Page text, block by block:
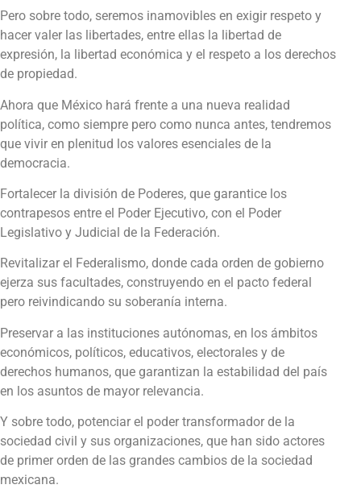
Pero sobre todo, seremos inamovibles en exigir respeto y
hacer valer las libertades, entre ellas la libertad de
expresión, la libertad económica y el respeto a los derechos
de propiedad.
Ahora que México hará frente a una nueva realidad
política, como siempre pero como nunca antes, tendremos
que vivir en plenitud los valores esenciales de la
democracia.
Fortalecer la división de Poderes, que garantice los
contrapesos entre el Poder Ejecutivo, con el Poder
Legislativo y Judicial de la Federación.
Revitalizar el Federalismo, donde cada orden de gobierno
ejerza sus facultades, construyendo en el pacto federal
pero reivindicando su soberanía interna.
Preservar a las instituciones autónomas, en los ámbitos
económicos, políticos, educativos, electorales y de
derechos humanos, que garantizan la estabilidad del país
en los asuntos de mayor relevancia.
Y sobre todo, potenciar el poder transformador de la
sociedad civil y sus organizaciones, que han sido actores
de primer orden de las grandes cambios de la sociedad
mexicana.